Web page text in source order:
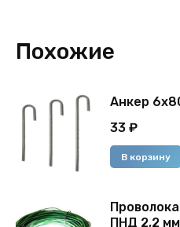
Похожие
Анкер
33 ₽
В корзину
ПНД 2,2 мм